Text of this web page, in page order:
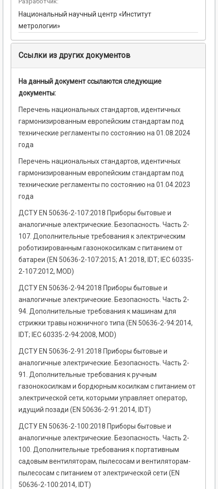
Национальный научный центр «Институт
метрологии»
Ссылки из других документов
На данный документ ссылаются следующие
документы:
Перечень национальных стандартов, идентичных
гармонизированным европейским стандартам под
технические регламенты по состоянию на 01.08.2024
года
Перечень национальных стандартов, идентичных
гармонизированным европейским стандартам под
технические регламенты по состоянию на 01.04.2023
года
ДСТУ EN 50636-2-107:2018 Приборы бытовые и
аналогичные электрические. Безопасность. Часть 2-
107. Дополнительные требования к электрическим
роботизированным газонокосилкам с питанием от
батареи (EN 50636-2-107:2015; А1:2018, IDT; ІЕС 60335-
2-107:2012, MOD)
ДСТУ EN 50636-2-94:2018 Приборы бытовые и
аналогичные электрические. Безопасность. Часть 2-
94. Дополнительные требования к машинам для
стрижки травы ножничного типа (EN 50636-2-94:2014,
IDT; IEC 60335-2-94:2008, MOD)
ДСТУ EN 50636-2-91:2018 Приборы бытовые и
аналогичные электрические. Безопасность. Часть 2-
91. Дополнительные требования к ручным
газонокосилкам и бордюрным косилкам с питанием от
электрической сети, которыми управляет оператор,
идущий позади (EN 50636-2-91:2014, IDT)
ДСТУ EN 50636-2-100:2018 Приборы бытовые и
аналогичные электрические. Безопасность. Часть 2-
100. Дополнительные требования к портативным
садовым вентиляторам, пылесосам и вентиляторам-
пылесосам с питанием от электрической сети (EN
50636-2-100:2014, IDT)